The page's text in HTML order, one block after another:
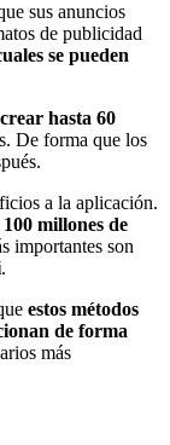
sus anuncios
de publicidad
se pueden
crear hasta 60
De forma que los
a la aplicación.
100 millones de
importantes son
.
estos métodos
de forma
más